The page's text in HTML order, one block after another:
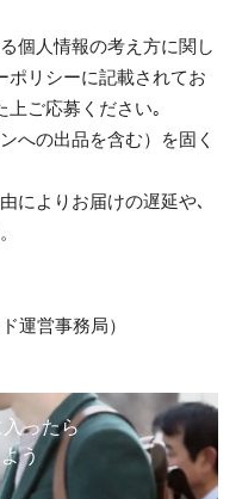
個人情報の考え方に関し
ポリシーに記載されてお
上ご応募ください｡
への出品を含む）を固く
によりお届けの遅延や､
運営事務局）
ったら
う